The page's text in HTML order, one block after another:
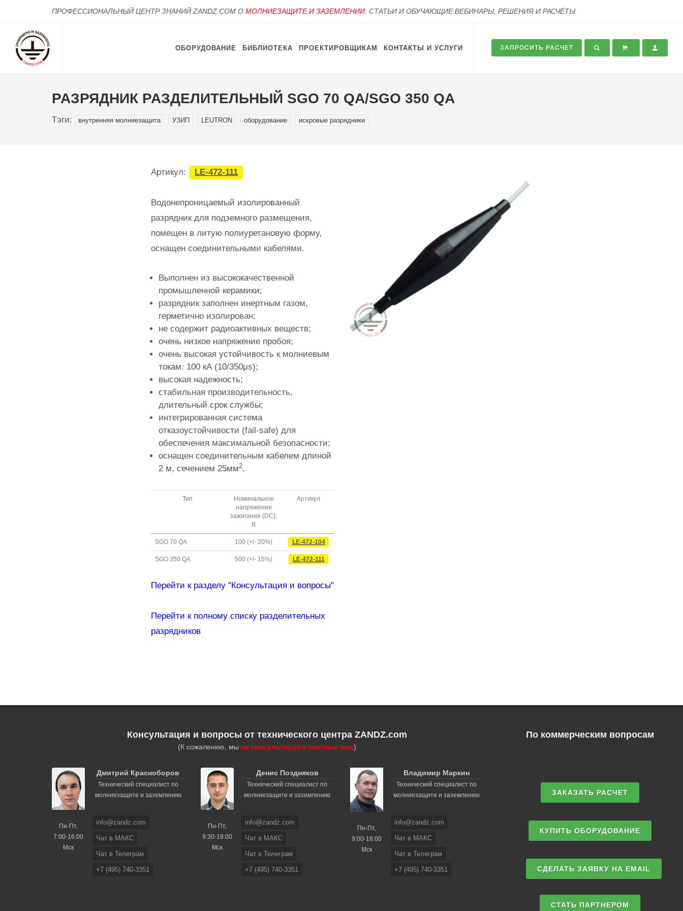
ПРОФЕССИОНАЛЬНЫЙ ЦЕНТР ЗНАНИЙ ZANDZ.COM О МОЛНИЕЗАЩИТЕ И ЗАЗЕМЛЕНИИ: СТАТЬИ И ОБУЧАЮЩИЕ ВЕБИНАРЫ, РЕШЕНИЯ И РАСЧЁТЫ
ОБОРУДОВАНИЕ БИБЛИОТЕКА ПРОЕКТИРОВЩИКАМ КОНТАКТЫ И УСЛУГИ ЗАПРОСИТЬ РАСЧЕТ
РАЗРЯДНИК РАЗДЕЛИТЕЛЬНЫЙ SGO 70 QA/SGO 350 QA
Тэги: внутренняя молниезащита УЗИП LEUTRON оборудование искровые разрядники
Артикул: LE-472-111
Водонепроницаемый изолированный
разрядник для подземного размещения,
помещен в литую полиуретановую форму,
оснащен соединительными кабелями.
Выполнен из высококачественной
промышленной керамики;
разрядник заполнен инертным газом,
герметично изолирован;
не содержит радиоактивных веществ;
очень низкое напряжение пробоя;
очень высокая устойчивость к молниевым
токам: 100 кА (10/350μs);
высокая надежность;
стабильная производительность,
длительный срок службы;
интегрированная система
отказоустойчивости (fail-safe) для
обеспечения максимальной безопасности;
оснащен соединительным кабелем длиной
2 м, сечением 25мм2.
Тип
Номинальное
напряжение
зажигания (DC),
В
Артикул
SGO 70 QA 100 (+/- 20%) LE-472-104
SGO 350 QA 500 (+/- 15%) LE-472-111
Перейти к разделу "Консультация и вопросы"
Перейти к полному списку разделительных
разрядников
Консультация и вопросы от технического центра ZANDZ.com
(К сожалению, мы не консультируем частных лиц)
Пн-Пт,
7:00-16:00
Мск
Дмитрий Красноборов
Технический специалист по
молниезащите и заземлению
info@zandz.com
Чат в МАКС
Чат в Телеграм
+7 (495) 740-3351
Пн-Пт,
9:30-18:00
Мск
Денис Поздняков
Технический специалист по
молниезащите и заземлению
info@zandz.com
Чат в МАКС
Чат в Телеграм
+7 (495) 740-3351
Пн-Пт,
9:00-18:00
Мск
Владимир Маркин
Технический специалист по
молниезащите и заземлению
info@zandz.com
Чат в МАКС
Чат в Телеграм
+7 (495) 740-3351
По коммерческим вопросам
ЗАКАЗАТЬ РАСЧЕТ
КУПИТЬ ОБОРУДОВАНИЕ
СДЕЛАТЬ ЗАЯВКУ НА EMAIL
СТАТЬ ПАРТНЕРОМ